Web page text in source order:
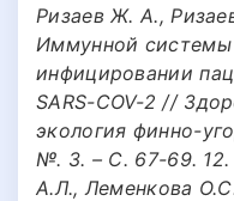
Ризаев Ж. А.,
Иммунной системы
инфицировании
SARS-COV-2 //
экология финно-
№. 3. – С. 67-69.
А.Л., Леменкова